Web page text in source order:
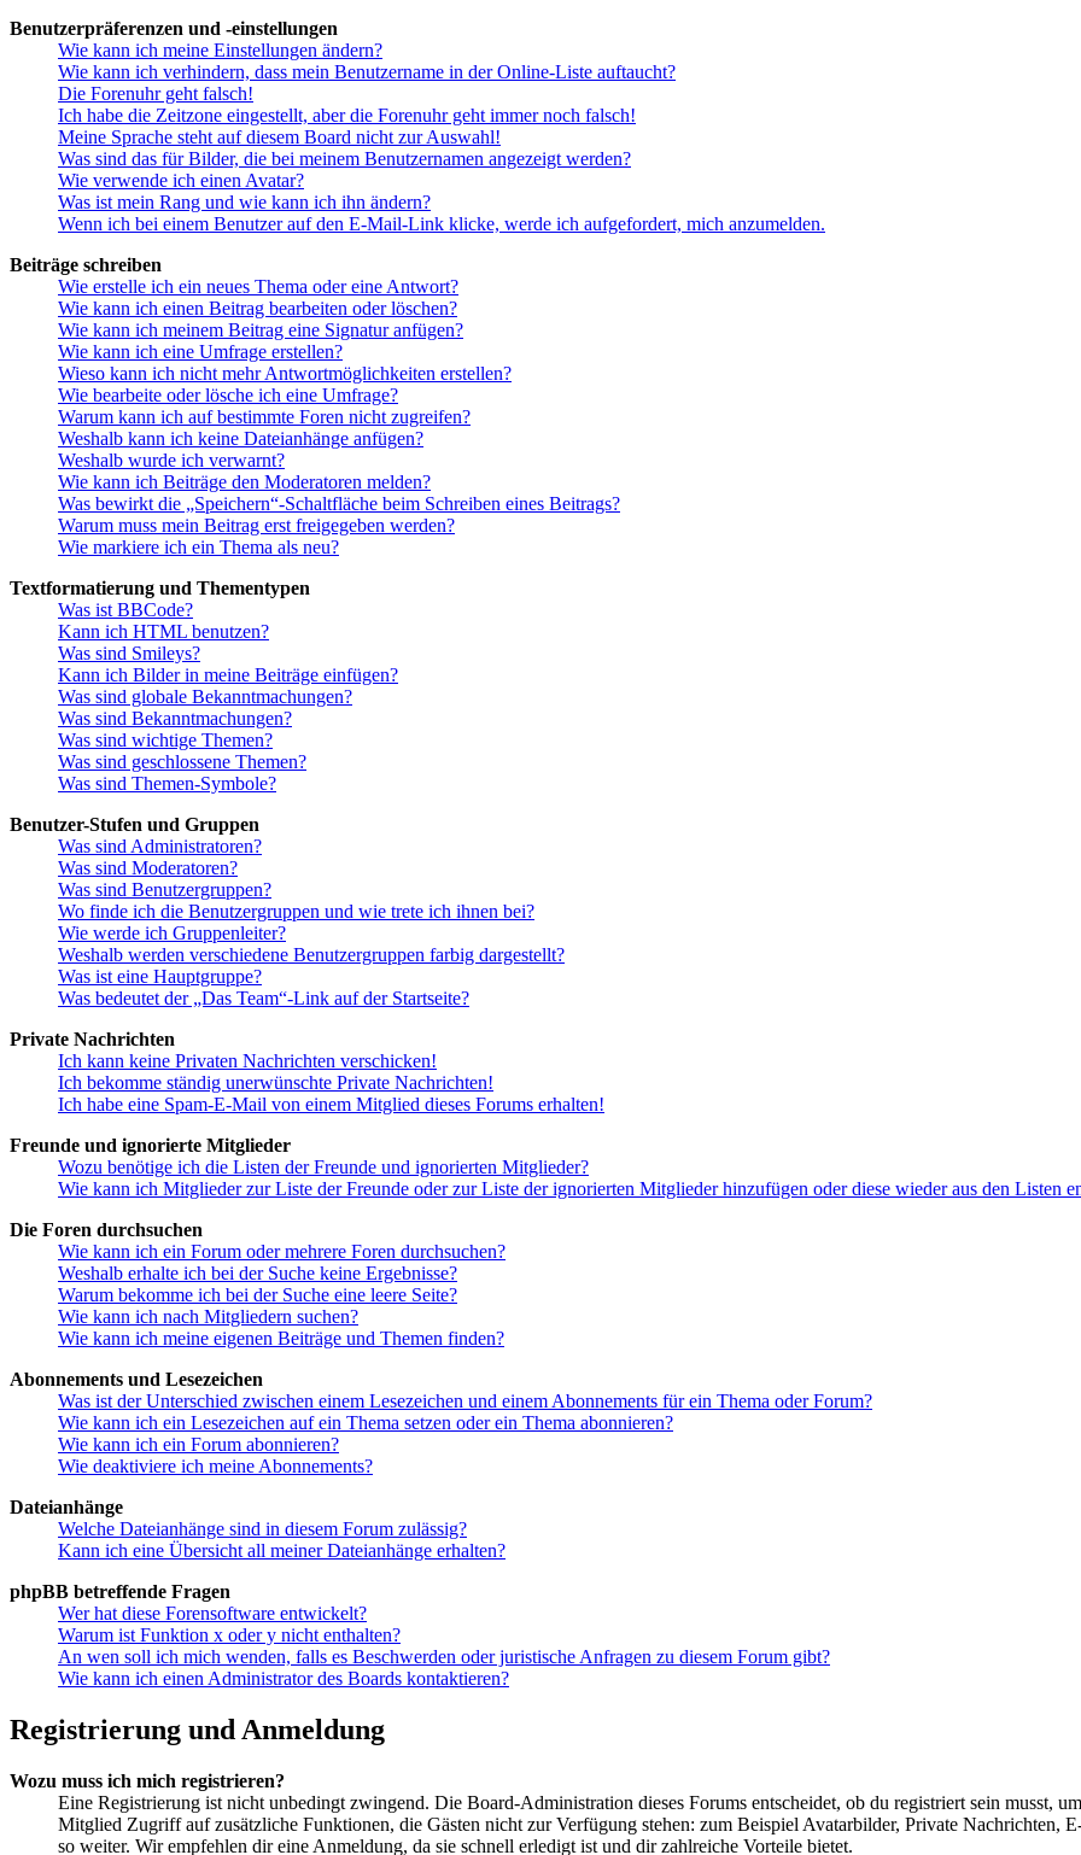
Benutzerpräferenzen und -einstellungen
Wie kann ich meine Einstellungen ändern?
Wie kann ich verhindern, dass mein Benutzername in der Online-Liste auftaucht?
Die Forenuhr geht falsch!
Ich habe die Zeitzone eingestellt, aber die Forenuhr geht immer noch falsch!
Meine Sprache steht auf diesem Board nicht zur Auswahl!
Was sind das für Bilder, die bei meinem Benutzernamen angezeigt werden?
Wie verwende ich einen Avatar?
Was ist mein Rang und wie kann ich ihn ändern?
Wenn ich bei einem Benutzer auf den E-Mail-Link klicke, werde ich aufgefordert, mich anzumelden.
Beiträge schreiben
Wie erstelle ich ein neues Thema oder eine Antwort?
Wie kann ich einen Beitrag bearbeiten oder löschen?
Wie kann ich meinem Beitrag eine Signatur anfügen?
Wie kann ich eine Umfrage erstellen?
Wieso kann ich nicht mehr Antwortmöglichkeiten erstellen?
Wie bearbeite oder lösche ich eine Umfrage?
Warum kann ich auf bestimmte Foren nicht zugreifen?
Weshalb kann ich keine Dateianhänge anfügen?
Weshalb wurde ich verwarnt?
Wie kann ich Beiträge den Moderatoren melden?
Was bewirkt die „Speichern“-Schaltfläche beim Schreiben eines Beitrags?
Warum muss mein Beitrag erst freigegeben werden?
Wie markiere ich ein Thema als neu?
Textformatierung und Thementypen
Was ist BBCode?
Kann ich HTML benutzen?
Was sind Smileys?
Kann ich Bilder in meine Beiträge einfügen?
Was sind globale Bekanntmachungen?
Was sind Bekanntmachungen?
Was sind wichtige Themen?
Was sind geschlossene Themen?
Was sind Themen-Symbole?
Benutzer-Stufen und Gruppen
Was sind Administratoren?
Was sind Moderatoren?
Was sind Benutzergruppen?
Wo finde ich die Benutzergruppen und wie trete ich ihnen bei?
Wie werde ich Gruppenleiter?
Weshalb werden verschiedene Benutzergruppen farbig dargestellt?
Was ist eine Hauptgruppe?
Was bedeutet der „Das Team“-Link auf der Startseite?
Private Nachrichten
Ich kann keine Privaten Nachrichten verschicken!
Ich bekomme ständig unerwünschte Private Nachrichten!
Ich habe eine Spam-E-Mail von einem Mitglied dieses Forums erhalten!
Freunde und ignorierte Mitglieder
Wozu benötige ich die Listen der Freunde und ignorierten Mitglieder?
Wie kann ich Mitglieder zur Liste der Freunde oder zur Liste der ignorierten Mitglieder hinzufügen oder diese wieder aus den Listen
Die Foren durchsuchen
Wie kann ich ein Forum oder mehrere Foren durchsuchen?
Weshalb erhalte ich bei der Suche keine Ergebnisse?
Warum bekomme ich bei der Suche eine leere Seite?
Wie kann ich nach Mitgliedern suchen?
Wie kann ich meine eigenen Beiträge und Themen finden?
Abonnements und Lesezeichen
Was ist der Unterschied zwischen einem Lesezeichen und einem Abonnements für ein Thema oder Forum?
Wie kann ich ein Lesezeichen auf ein Thema setzen oder ein Thema abonnieren?
Wie kann ich ein Forum abonnieren?
Wie deaktiviere ich meine Abonnements?
Dateianhänge
Welche Dateianhänge sind in diesem Forum zulässig?
Kann ich eine Übersicht all meiner Dateianhänge erhalten?
phpBB betreffende Fragen
Wer hat diese Forensoftware entwickelt?
Warum ist Funktion x oder y nicht enthalten?
An wen soll ich mich wenden, falls es Beschwerden oder juristische Anfragen zu diesem Forum gibt?
Wie kann ich einen Administrator des Boards kontaktieren?
Registrierung und Anmeldung
Wozu muss ich mich registrieren?
Eine Registrierung ist nicht unbedingt zwingend. Die Board-Administration dieses Forums entscheidet, ob du registriert sein musst,
Mitglied Zugriff auf zusätzliche Funktionen, die Gästen nicht zur Verfügung stehen: zum Beispiel Avatarbilder, Private Nachrichten,
so weiter. Wir empfehlen dir eine Anmeldung, da sie schnell erledigt ist und dir zahlreiche Vorteile bietet.